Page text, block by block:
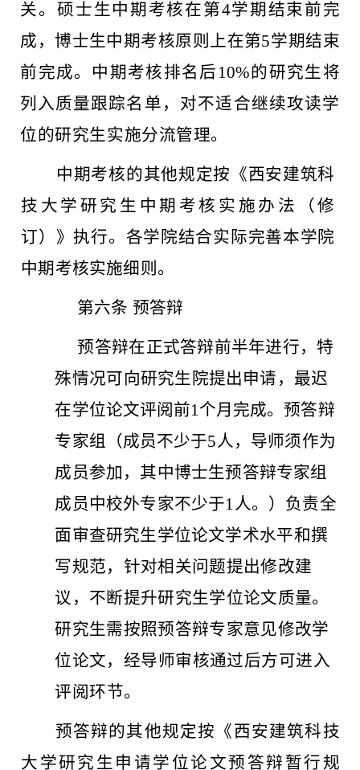
关。硕士生中期考核在第4学期结束前完
成，博士生中期考核原则上在第5学期结束
前完成。中期考核排名后10%的研究生将
列入质量跟踪名单，对不适合继续攻读学
位的研究生实施分流管理。
中期考核的其他规定按《西安建筑科
技大学研究生中期考核 实施办法（修
订）》执行。各学院结合实际完善本学院
中期考核实施细则。
第六条 预答辩
预答辩在正式答辩前半年进行，特
殊情况可向研究生院提出申请，最迟
在学位论文评阅前1个月完成。预答辩
专家组（成员不少于5人，导师须作为
成员参加，其中博士生预答辩专家组
成员中校外专家不少于1人。）负责全
面审查研究生学位论文学术水平和撰
写规范，针对相关问题提出修改建
议，不断提升研究生学位论文质量。
研究生需按照预答辩专家意见修改学
位论文，经导师审核通过后方可进入
评阅环节。
预答辩的其他规定按《西安建筑科技
大学研究生申请学位论 文预答辩暂行规